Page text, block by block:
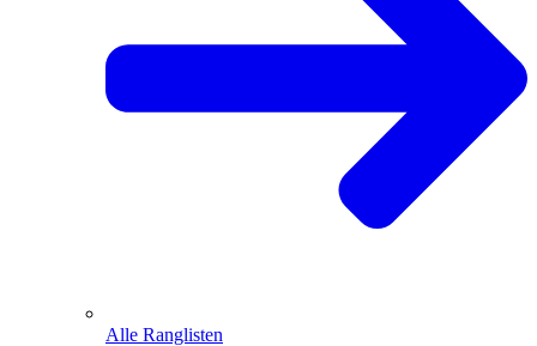
Alle Ranglisten